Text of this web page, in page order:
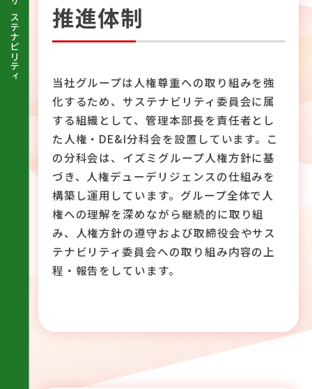
サステナビリティ 推進体制
当社グループは人権尊重への取り組みを強
化するため、サステナビリティ委員会に属
する組織として、管理本部長を責任者とし
た人権・DE&I分科会を設置しています。こ
の分科会は、イズミグループ人権方針に基
づき、人権デューデリジェンスの仕組みを
構築し運用しています。グループ全体で人
権への理解を深めながら継続的に取り組
み、人権方針の遵守および取締役会やサス
テナビリティ委員会への取り組み内容の上
程・報告をしています。